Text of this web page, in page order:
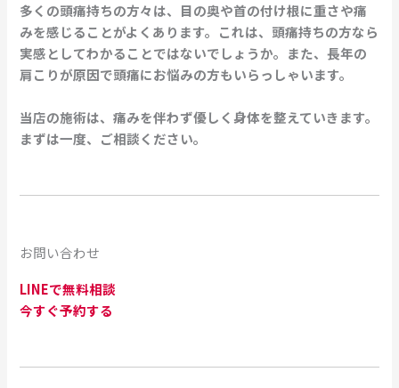
多くの頭痛持ちの方々は、目の奥や首の付け根に重さや痛
みを感じることがよくあります。これは、頭痛持ちの方なら
実感としてわかることではないでしょうか。また、長年の
肩こりが原因で頭痛にお悩みの方もいらっしゃいます。
当店の施術は、痛みを伴わず優しく身体を整えていきます。
まずは一度、ご相談ください。
お問い合わせ
LINEで無料相談
今すぐ予約する